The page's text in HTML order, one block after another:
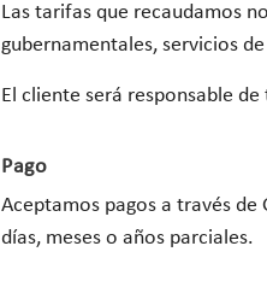
Las tarifas que recaudamos
gubernamentales, servicios
El cliente será responsable
Pago
Aceptamos pagos a través
días, meses o años parciales.